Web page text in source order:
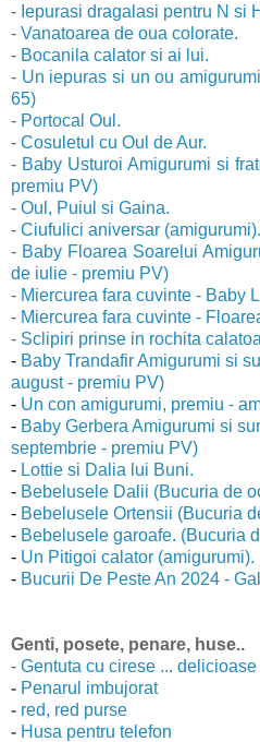
- Iepurasi dragalasi pentru N si
- Vanatoarea de oua colorate.
- Bocanila calator si ai lui.
- Un iepuras si un ou
65)
- Portocal Oul.
- Cosuletul cu Oul de Aur.
- Baby Usturoi Amigurumi si
premiu PV)
- Oul, Puiul si Gaina.
- Ciufulici aniversar (amigurumi).
- Baby Floarea Soarelui
de iulie - premiu PV)
- Miercurea fara cuvinte - Baby
- Miercurea fara cuvinte -
- Sclipiri prinse in rochita
- Baby Trandafir Amigurumi si
august - premiu PV)
- Un con amigurumi, premiu -
- Baby Gerbera Amigurumi si
septembrie - premiu PV)
- Lottie si Dalia lui Buni.
- Bebelusele Dalii (Bucuria de
- Bebelusele Ortensii (Bucuria
- Bebelusele garoafe. (Bucuria
- Un Pitigoi calator (amigurumi).
- Bucurii De Peste An 2024 -
Genti, posete, penare, huse..
- Gentuta cu cirese ... delicioase
- Penarul imbujorat
- red, red purse
- Husa pentru telefon